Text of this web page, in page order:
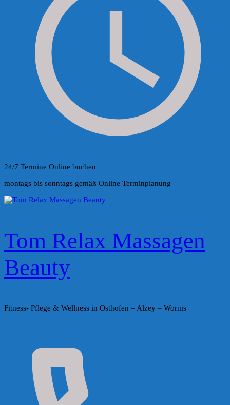
24/7 Termine Online buchen
montags bis sonntags gemäß Online Terminplanung
Tom Relax Massagen
Beauty
Fitness- Pflege & Wellness in Osthofen – Alzey – Worms